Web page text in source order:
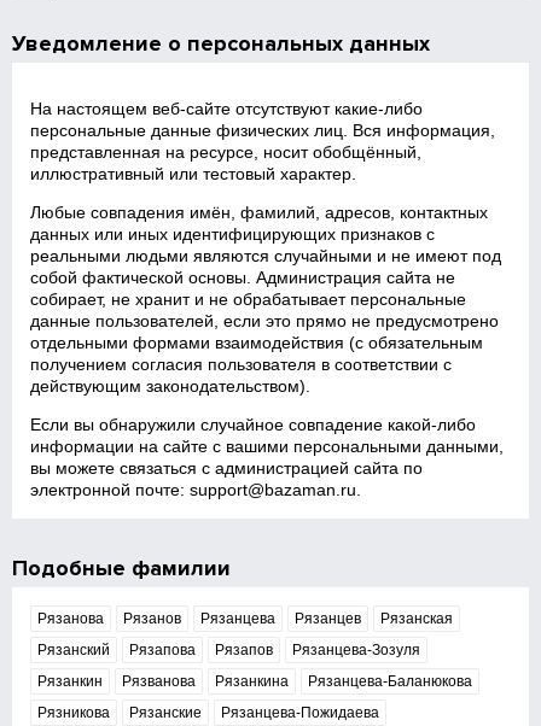
Уведомление о персональных данных
На настоящем веб‑сайте отсутствуют какие‑либо
персональные данные физических лиц. Вся информация,
представленная на ресурсе, носит обобщённый,
иллюстративный или тестовый характер.
Любые совпадения имён, фамилий, адресов, контактных
данных или иных идентифицирующих признаков с
реальными людьми являются случайными и не имеют под
собой фактической основы. Администрация сайта не
собирает, не хранит и не обрабатывает персональные
данные пользователей, если это прямо не предусмотрено
отдельными формами взаимодействия (с обязательным
получением согласия пользователя в соответствии с
действующим законодательством).
Если вы обнаружили случайное совпадение какой‑либо
информации на сайте с вашими персональными данными,
вы можете связаться с администрацией сайта по
электронной почте:support@bazaman.ru
Подобные фамилии
Рязанова Рязанов Рязанцева Рязанцев
Рязанская
Рязанский
Рязапова Рязапов
Рязанцева-Зозуля
Рязанкин
Рязванова Рязанкина
Рязанцева-Баланюкова
Рязникова
Рязанские Рязанцева-Пожидаева